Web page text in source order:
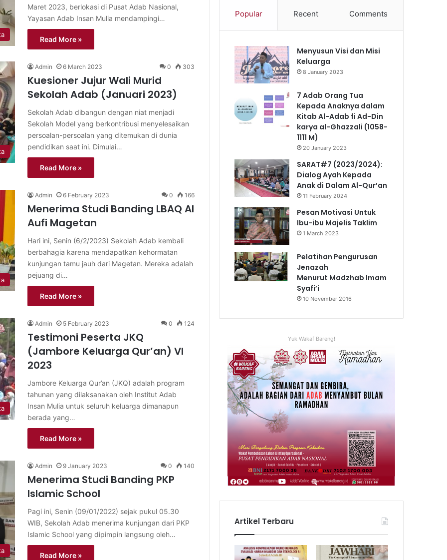
Maret 2023, berlokasi di Pusat Adab Nasional,
Yayasan Adab Insan Mulia mendampingi…
Read More »
Admin 6 March 2023 0 303
Kuesioner Jujur Wali Murid
Sekolah Adab (Januari 2023)
Sekolah Adab dibangun dengan niat menjadi
Sekolah Model yang berkontribusi menyelesaikan
persoalan-persoalan yang ditemukan di dunia
pendidikan saat ini. Dimulai…
Read More »
Admin 6 February 2023 0 166
Menerima Studi Banding LBAQ Al
Aufi Magetan
Hari ini, Senin (6/2/2023) Sekolah Adab kembali
berbahagia karena mendapatkan kehormatan
kunjungan tamu jauh dari Magetan. Mereka adalah
pejuang di…
Read More »
Admin 5 February 2023 0 124
Testimoni Peserta JKQ
(Jambore Keluarga Qur’an) VI
2023
Jambore Keluarga Qur’an (JKQ) adalah program
tahunan yang dilaksanakan oleh Institut Adab
Insan Mulia untuk seluruh keluarga dimanapun
berada yang…
Read More »
Admin 9 January 2023 0 140
Menerima Studi Banding PKP
Islamic School
Pagi ini, Senin (09/01/2022) sejak pukul 05.30
WIB, Sekolah Adab menerima kunjungan dari PKP
Islamic School yang dipimpin langsung oleh…
Read More »
Popular Recent Comments
Menyusun Visi dan Misi
Keluarga
8 January 2023
7 Adab Orang Tua
Kepada Anaknya dalam
Kitab Al-Adab fi Ad-Din
karya al-Ghazzali (1058-
1111 M)
20 January 2023
SARAT#7 (2023/2024):
Dialog Ayah Kepada
Anak di Dalam Al-Qur’an
11 February 2024
Pesan Motivasi Untuk
Ibu-ibu Majelis Taklim
1 March 2023
Pelatihan Pengurusan
Jenazah
Menurut Madzhab Imam
Syafi’i
10 November 2016
Yuk Wakaf Bareng!
Artikel Terbaru